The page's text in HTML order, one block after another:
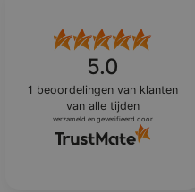
5.0
1 beoordelingen van klanten
van alle tijden
verzameld en geverifieerd door